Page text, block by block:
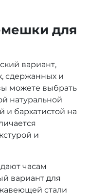
для
вариант,
сдержанных и
можете выбрать
натуральной
и бархатистой на
и
часам
вариант для
стали